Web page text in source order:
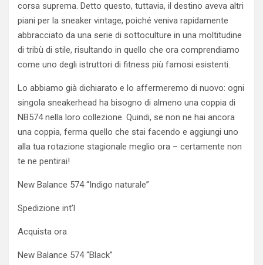
corsa suprema. Detto questo, tuttavia, il destino aveva altri
piani per la sneaker vintage, poiché veniva rapidamente
abbracciato da una serie di sottoculture in una moltitudine
di tribù di stile, risultando in quello che ora comprendiamo
come uno degli istruttori di fitness più famosi esistenti.
Lo abbiamo già dichiarato e lo affermeremo di nuovo: ogni
singola sneakerhead ha bisogno di almeno una coppia di
NB574 nella loro collezione. Quindi, se non ne hai ancora
una coppia, ferma quello che stai facendo e aggiungi uno
alla tua rotazione stagionale meglio ora – certamente non
te ne pentirai!
New Balance 574 “Indigo naturale”
Spedizione int’l
Acquista ora
New Balance 574 “Black”